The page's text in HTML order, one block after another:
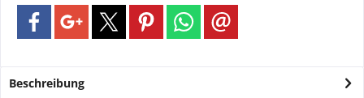
Beschreibung